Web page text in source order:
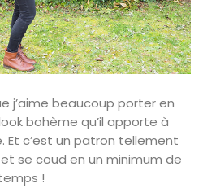
j’aime beaucoup porter en
bohème qu’il apporte à
Et c’est un patron tellement
se coud en un minimum de
!